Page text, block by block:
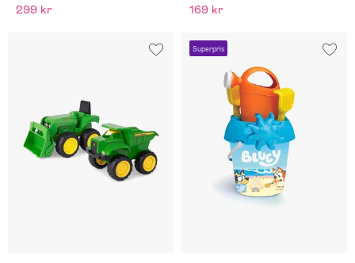
299 kr 169 kr
Superpris